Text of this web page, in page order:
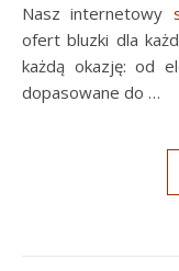
Nasz internetowy
ofert bluzki dla
każdą okazję: od
dopasowane do …